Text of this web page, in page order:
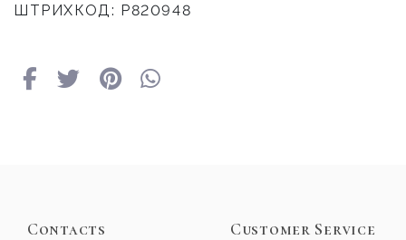
ШТРИХКОД: Р820948
Contacts Customer Service